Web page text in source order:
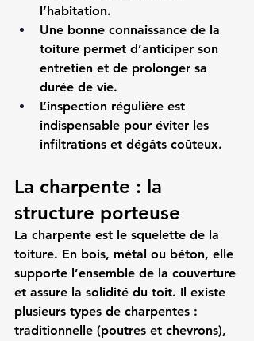
l’habitation.
Une bonne connaissance de la
toiture permet d’anticiper son
entretien et de prolonger sa
durée de vie.
L’inspection régulière est
indispensable pour éviter les
infiltrations et dégâts coûteux.
La charpente : la
structure porteuse
La charpente est le squelette de la
toiture. En bois, métal ou béton, elle
supporte l’ensemble de la couverture
et assure la solidité du toit. Il existe
plusieurs types de charpentes :
traditionnelle (poutres et chevrons),